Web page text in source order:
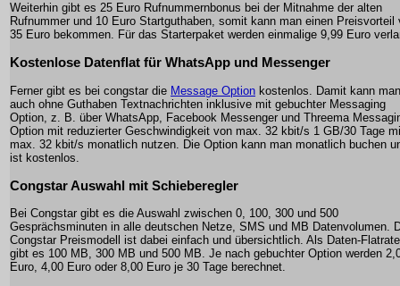
Weiterhin gibt es 25 Euro Rufnummernbonus bei der Mitnahme der alten
Rufnummer und 10 Euro Startguthaben, somit kann man einen Preisvorteil
35 Euro bekommen. Für das Starterpaket werden einmalige 9,99 Euro
Kostenlose Datenflat für WhatsApp und Messenger
Ferner gibt es bei congstar die Message Option kostenlos. Damit kann man
auch ohne Guthaben Textnachrichten inklusive mit gebuchter Messaging
Option, z. B. über WhatsApp, Facebook Messenger und Threema
Option mit reduzierter Geschwindigkeit von max. 32 kbit/s 1 GB/30 Tage
max. 32 kbit/s monatlich nutzen. Die Option kann man monatlich buchen
ist kostenlos.
Congstar Auswahl mit Schieberegler
Bei Congstar gibt es die Auswahl zwischen 0, 100, 300 und 500
Gesprächsminuten in alle deutschen Netze, SMS und MB Datenvolumen.
Congstar Preismodell ist dabei einfach und übersichtlich. Als Daten-Flatrate
gibt es 100 MB, 300 MB und 500 MB. Je nach gebuchter Option werden
Euro, 4,00 Euro oder 8,00 Euro je 30 Tage berechnet.